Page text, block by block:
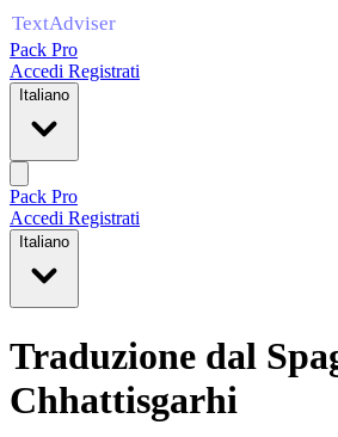
Pack Pro
Accedi Registrati
Italiano
Pack Pro
Accedi Registrati
Italiano
Traduzione dal
Chhattisgarhi